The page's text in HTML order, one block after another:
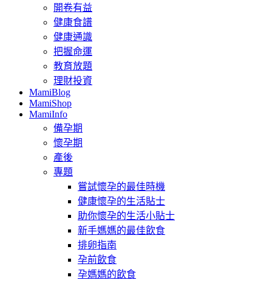
開卷有益
健康食譜
健康通識
把握命運
教育放題
理財投資
MamiBlog
MamiShop
MamiInfo
備孕期
懷孕期
產後
專題
嘗試懷孕的最佳時機
健康懷孕的生活貼士
助你懷孕的生活小貼士
新手媽媽的最佳飲食
排卵指南
孕前飲食
孕媽媽的飲食